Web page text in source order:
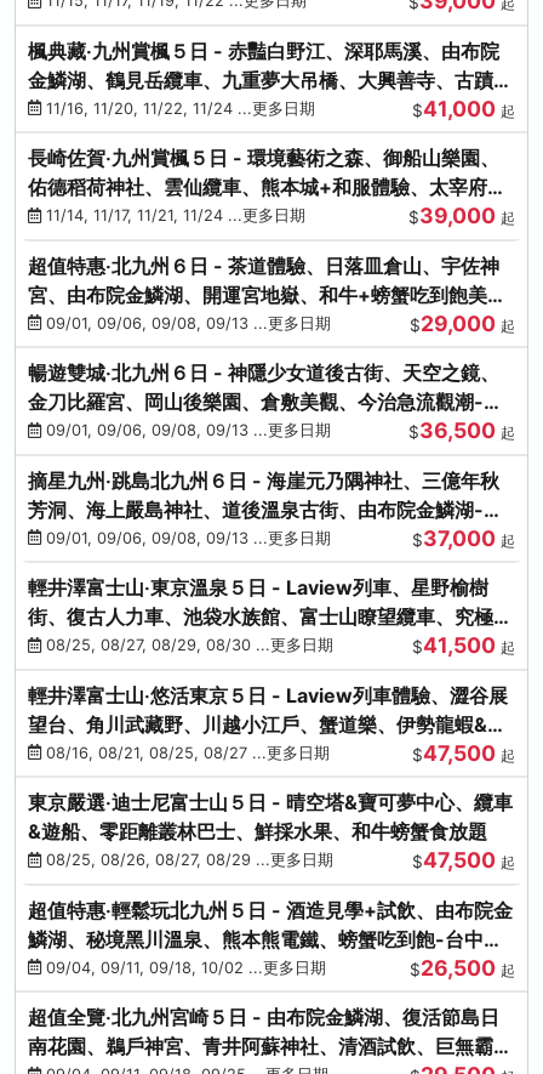
楓典藏‧九州賞楓５日 - 赤豔白野江、深耶馬溪、由布院
金鱗湖、鶴見岳纜車、九重夢大吊橋、大興善寺、古蹟河
豚+和牛饗宴
11/16, 11/20, 11/22, 11/24 ...更多日期 $41,000 起
長崎佐賀‧九州賞楓５日 - 環境藝術之森、御船山樂園、
佑德稻荷神社、雲仙纜車、熊本城+和服體驗、太宰府天
滿宮、光明禪寺
11/14, 11/17, 11/21, 11/24 ...更多日期 $39,000 起
超值特惠‧北九州６日 - 茶道體驗、日落皿倉山、宇佐神
宮、由布院金鱗湖、開運宮地嶽、和牛+螃蟹吃到飽美
饌-台中出發
09/01, 09/06, 09/08, 09/13 ...更多日期 $29,000 起
暢遊雙城‧北九州６日 - 神隱少女道後古街、天空之鏡、
金刀比羅宮、岡山後樂園、倉敷美觀、今治急流觀潮-台
中出發
09/01, 09/06, 09/08, 09/13 ...更多日期 $36,500 起
摘星九州‧跳島北九州６日 - 海崖元乃隅神社、三億年秋
芳洞、海上嚴島神社、道後溫泉古街、由布院金鱗湖-台
中出發
09/01, 09/06, 09/08, 09/13 ...更多日期 $37,000 起
輕井澤富士山‧東京溫泉５日 - Laview列車、星野榆樹
街、復古人力車、池袋水族館、富士山瞭望纜車、究極海
鮮食放題
08/25, 08/27, 08/29, 08/30 ...更多日期 $41,500 起
輕井澤富士山‧悠活東京５日 - Laview列車體驗、澀谷展
望台、角川武藏野、川越小江戶、蟹道樂、伊勢龍蝦&海
膽生魚片
08/16, 08/21, 08/25, 08/27 ...更多日期 $47,500 起
東京嚴選‧迪士尼富士山５日 - 晴空塔&寶可夢中心、纜車
&遊船、零距離叢林巴士、鮮採水果、和牛螃蟹食放題
08/25, 08/26, 08/27, 08/29 ...更多日期 $47,500 起
超值特惠‧輕鬆玩北九州５日 - 酒造見學+試飲、由布院金
鱗湖、秘境黑川溫泉、熊本熊電鐵、螃蟹吃到飽-台中出
發09/04, 09/11, 09/18, 10/02 ...更多日期 $26,500 起
超值全覽‧北九州宮崎５日 - 由布院金鱗湖、復活節島日
南花園、鵜戶神宮、青井阿蘇神社、清酒試飲、巨無霸熊